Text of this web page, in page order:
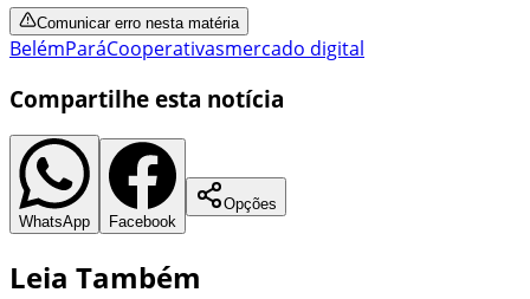
Comunicar erro nesta matéria
BelémParáCooperativasmercado digital
Compartilhe esta notícia
WhatsApp Facebook
Opções
Leia Também